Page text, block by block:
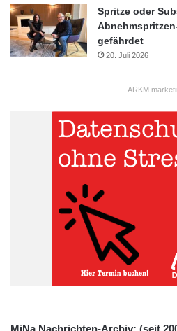
Spritze oder
gefährdet
20. Juli 2026